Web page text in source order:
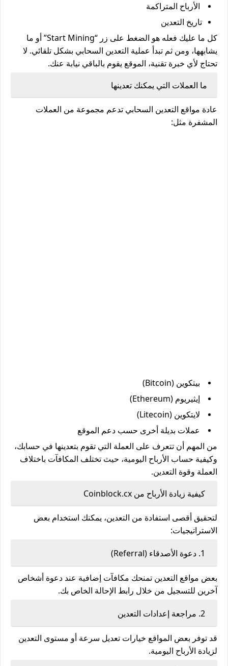
الأرباح المتراكمة
تاريخ التعدين
كل ما عليك فعله هو الضغط على زر “Start Mining”
أو ما
يشابهها، ومن ثم تبدأ عملية التعدين السحابي بشكل تلقائي. لا
تحتاج لأي خبرة تقنية، الموقع يقوم بالباقي نيابة عنك.
ما العملات التي يمكنك تعدينها
عادة مواقع التعدين السحابي تدعم مجموعة من العملات
المشفرة مثل:
بيتكوين (Bitcoin)
إيثيريوم (Ethereum)
لايتكوين (Litecoin)
عملات بديلة أخرى حسب دعم الموقع
من المهم أن تتعرف على العملة التي تقوم بتعدينها في حسابك،
وكيفية حساب الأرباح اليومية، حيث تختلف المكافآت باختلاف
العملة وقوة التعدين.
كيفية زيادة الأرباح من Coinblock.cx
لتحقيق أقصى استفادة من التعدين، يمكنك استخدام بعض
الاستراتيجيات:
بعض مواقع التعدين تمنحك مكافآت إضافية عند دعوة أشخاص
آخرين للتسجيل من خلال رابط الإحالة الخاص بك.
قد توفر بعض المواقع خيارات تعديل سرعة أو مستوى التعدين
لزيادة الأرباح اليومية.